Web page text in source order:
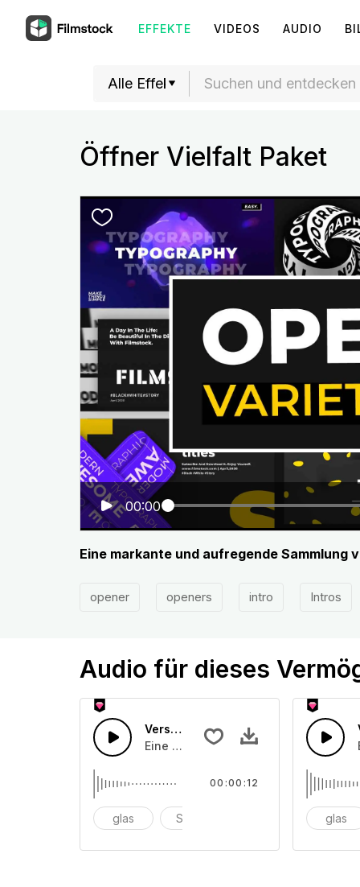
EFFEKTE VIDEOS AUDIO
Öffner Vielfalt Paket
00:00
Eine markante und aufregende Sammlung
opener openers intro Intros
Audio für dieses
Verschiedene Instrumente 35
Eine Ansammlung von
glas Schüssel
00:00:12
glas